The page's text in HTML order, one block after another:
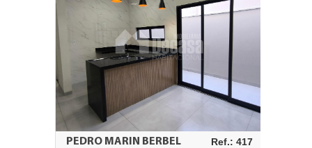
PEDRO MARIN BERBEL Ref.: 417